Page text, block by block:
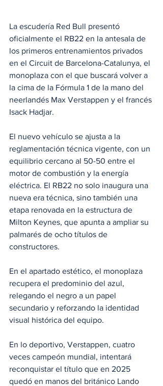
La escudería Red Bull presentó
oficialmente el RB22 en la antesala de
los primeros entrenamientos privados
en el Circuit de Barcelona-Catalunya, el
monoplaza con el que buscará volver a
la cima de la Fórmula 1 de la mano del
neerlandés Max Verstappen y el francés
Isack Hadjar.
El nuevo vehículo se ajusta a la
reglamentación técnica vigente, con un
equilibrio cercano al 50-50 entre el
motor de combustión y la energía
eléctrica. El RB22 no solo inaugura una
nueva era técnica, sino también una
etapa renovada en la estructura de
Milton Keynes, que apunta a ampliar su
palmarés de ocho títulos de
constructores.
En el apartado estético, el monoplaza
recupera el predominio del azul,
relegando el negro a un papel
secundario y reforzando la identidad
visual histórica del equipo.
En lo deportivo, Verstappen, cuatro
veces campeón mundial, intentará
reconquistar el título que en 2025
quedó en manos del británico Lando